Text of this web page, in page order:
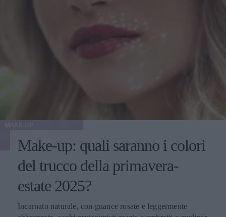
Make-up: quali saranno i colori
del trucco della primavera-
estate 2025?
Incarnato naturale, con guance rosate e leggermente